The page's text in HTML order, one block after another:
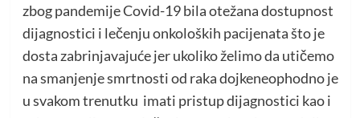
zbog pandemije Covid-19 bila otežana dostupnost
dijagnostici i lečenju onkoloških pacijenata što je
dosta zabrinjavajuće jer ukoliko želimo da utičemo
na smanjenje smrtnosti od raka dojkeneophodno je
u svakom trenutku imati pristup dijagnostici kao i